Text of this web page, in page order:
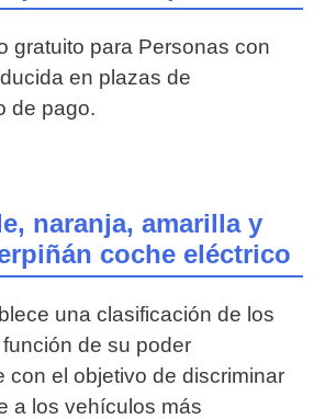
gratuito para Personas con
en plazas de
de pago.
naranja, amarilla y
coche eléctrico
una clasificación de los
de su poder
con el objetivo de discriminar
a los vehículos más